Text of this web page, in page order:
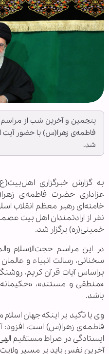
پنجمین و آخرین شب از
فاطمه‌ی زهرا(س) با حضور آیت
شد.
به گزارش خبرگزاری
عزاداری حضرت فاطمه‌ی
خامنه‌ای رهبر معظم انقلاب
نفر از ارادتمندان اهل بیت
خمینی(ره) برگزار شد.
در این مراسم حجت‌الاسلام
سخنانی، رسالت انبیاء و
براساس آیات قرآن کریم،
«منطقی و مستند»،
باشد.
وی با تأکید بر اینکه جهان
فاطمه‌ی زهرا(س) است، افزود:
ایستادگی در صراط مستقیم
آخرین نفس باید بر مسیر